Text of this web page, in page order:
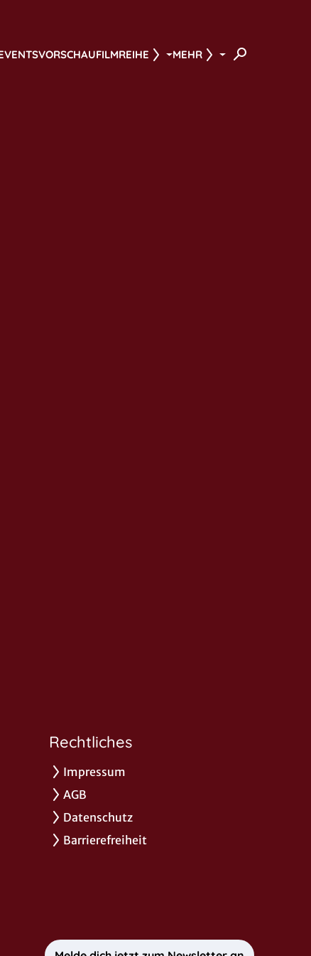
VORSCHAUFILMREIHE MEHR
Rechtliches
Impressum
AGB
Datenschutz
Barrierefreiheit